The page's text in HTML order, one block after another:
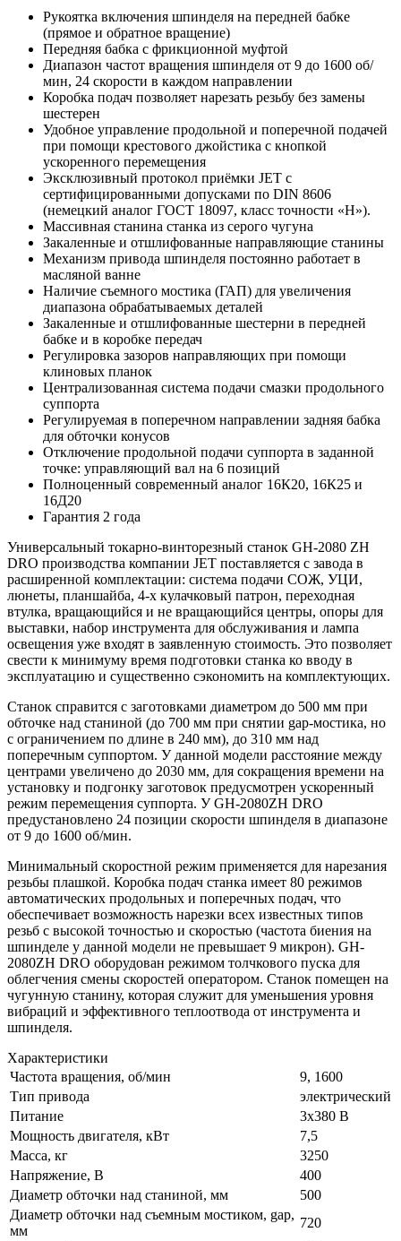
Рукоятка включения шпинделя на передней бабке
(прямое и обратное вращение)
Передняя бабка с фрикционной муфтой
Диапазон частот вращения шпинделя от 9 до 1600 об/
мин, 24 скорости в каждом направлении
Коробка подач позволяет нарезать резьбу без замены
шестерен
Удобное управление продольной и поперечной подачей
при помощи крестового джойстика с кнопкой
ускоренного перемещения
Эксклюзивный протокол приёмки JET с
сертифицированными допусками по DIN 8606
(немецкий аналог ГОСТ 18097, класс точности «Н»).
Массивная станина станка из серого чугуна
Закаленные и отшлифованные направляющие станины
Механизм привода шпинделя постоянно работает в
масляной ванне
Наличие съемного мостика (ГАП) для увеличения
диапазона обрабатываемых деталей
Закаленные и отшлифованные шестерни в передней
бабке и в коробке передач
Регулировка зазоров направляющих при помощи
клиновых планок
Централизованная система подачи смазки продольного
суппорта
Регулируемая в поперечном направлении задняя бабка
для обточки конусов
Отключение продольной подачи суппорта в заданной
точке: управляющий вал на 6 позиций
Полноценный современный аналог 16К20, 16К25 и
16Д20
Гарантия 2 года
Универсальный токарно-винторезный станок GH-2080 ZH
DRO производства компании JET поставляется с завода в
расширенной комплектации: система подачи СОЖ, УЦИ,
люнеты, планшайба, 4-х кулачковый патрон, переходная
втулка, вращающийся и не вращающийся центры, опоры для
выставки, набор инструмента для обслуживания и лампа
освещения уже входят в заявленную стоимость. Это позволяет
свести к минимуму время подготовки станка ко вводу в
эксплуатацию и существенно сэкономить на комплектующих.
Станок справится с заготовками диаметром до 500 мм при
обточке над станиной (до 700 мм при снятии gap-мостика, но
с ограничением по длине в 240 мм), до 310 мм над
поперечным суппортом. У данной модели расстояние между
центрами увеличено до 2030 мм, для сокращения времени на
установку и подгонку заготовок предусмотрен ускоренный
режим перемещения суппорта. У GH-2080ZH DRO
предустановлено 24 позиции скорости шпинделя в диапазоне
от 9 до 1600 об/мин.
Минимальный скоростной режим применяется для нарезания
резьбы плашкой. Коробка подач станка имеет 80 режимов
автоматических продольных и поперечных подач, что
обеспечивает возможность нарезки всех известных типов
резьб с высокой точностью и скоростью (частота биения на
шпинделе у данной модели не превышает 9 микрон). GH-
2080ZH DRO оборудован режимом толчкового пуска для
облегчения смены скоростей оператором. Станок помещен на
чугунную станину, которая служит для уменьшения уровня
вибраций и эффективного теплоотвода от инструмента и
шпинделя.
Характеристики
Частота вращения, об/мин
9, 1600
Тип привода
электрический
Питание
3х380 В
Мощность двигателя, кВт
7,5
Масса, кг
3250
Напряжение, В
400
Диаметр обточки над станиной, мм
500
Диаметр обточки над съемным мостиком, gap,
мм
720